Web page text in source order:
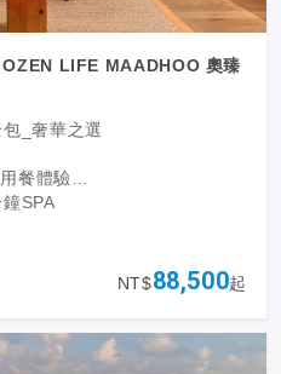
的頂級賓客服務，無論是蜜
造不同以往的新奢華度假理
OZEN LIFE MAADHOO 奧臻
_奢華之選
餐體驗
SPA
NT$88,500起